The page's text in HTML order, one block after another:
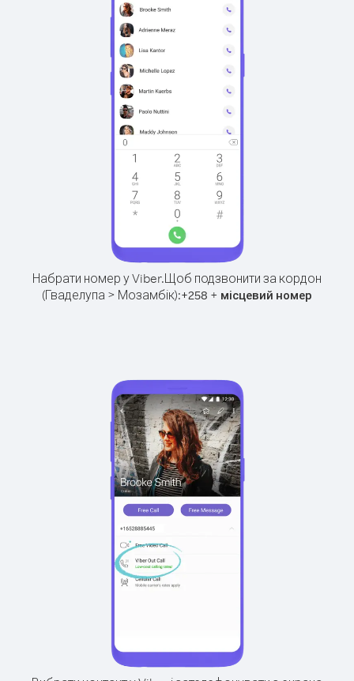
Набрати номер у Viber.Щоб подзвонити за кордон
(Гваделупа > Мозамбік):+258 + місцевий номер